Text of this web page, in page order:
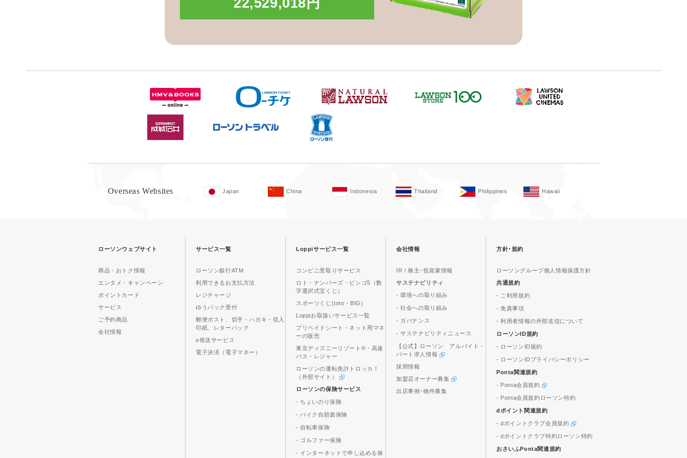
22,529,018円
Overseas Websites Japan China Indonesia Thailand Philippines Hawaii
ローソンウェブサイト
商品・おトク情報
エンタメ・キャンペーン
ポイントカード
サービス
ご予約商品
会社情報
サービス一覧
ローソン銀行ATM
利用できるお支払方法
レジチャージ
ゆうパック受付
郵便ポスト、切手・ハガキ・収入
印紙、レターパック
e発送サービス
電子決済（電子マネー）
Loppiサービス一覧
コンビニ受取りサービス
ロト・ナンバーズ・ビンゴ5（数
字選択式宝くじ）
スポーツくじ(toto・BIG)
Loppiお取扱いサービス一覧
プリペイドシート・ネット用マネ
ーの販売
東京ディズニーリゾート®・高速
バス・レジャー
ローソンの運転免許トロッカ！
（外部サイト）
ローソンの保険サービス
- ちょいのり保険
- バイク自賠責保険
- 自転車保険
- ゴルファー保険
- インターネットで申し込める保
会社情報
IR / 株主･投資家情報
サステナビリティ
- 環境への取り組み
- 社会への取り組み
- ガバナンス
- サステナビリティニュース
【公式】ローソン アルバイト・
パート求人情報
採用情報
加盟店オーナー募集
出店事例･物件募集
方針･規約
ローソングループ個人情報保護方針
共通規約
- ご利用規約
- 免責事項
- 利用者情報の外部送信について
ローソンID規約
- ローソンID規約
- ローソンIDプライバシーポリシー
Ponta関連規約
- Ponta会員規約
- Ponta会員規約ローソン特約
dポイント関連規約
- dポイントクラブ会員規約
- dポイントクラブ特約ローソン特約
おさいふPonta関連規約